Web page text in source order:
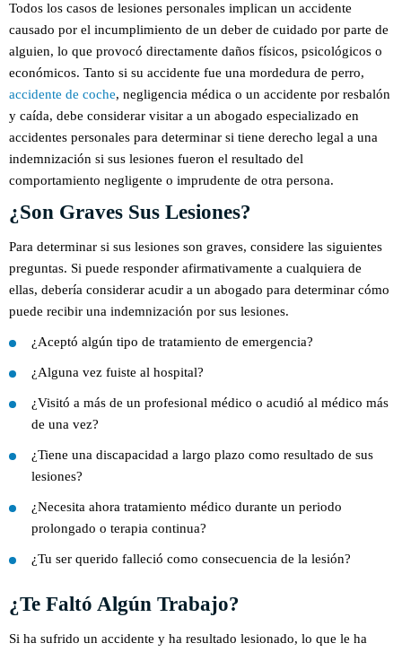
Todos los casos de lesiones personales implican un accidente
causado por el incumplimiento de un deber de cuidado por parte de
alguien, lo que provocó directamente daños físicos, psicológicos o
económicos. Tanto si su accidente fue una mordedura de perro,
accidente de coche, negligencia médica o un accidente por resbalón
y caída, debe considerar visitar a un abogado especializado en
accidentes personales para determinar si tiene derecho legal a una
indemnización si sus lesiones fueron el resultado del
comportamiento negligente o imprudente de otra persona.
¿Son Graves Sus Lesiones?
Para determinar si sus lesiones son graves, considere las siguientes
preguntas. Si puede responder afirmativamente a cualquiera de
ellas, debería considerar acudir a un abogado para determinar cómo
puede recibir una indemnización por sus lesiones.
¿Aceptó algún tipo de tratamiento de emergencia?
¿Alguna vez fuiste al hospital?
¿Visitó a más de un profesional médico o acudió al médico más
de una vez?
¿Tiene una discapacidad a largo plazo como resultado de sus
lesiones?
¿Necesita ahora tratamiento médico durante un periodo
prolongado o terapia continua?
¿Tu ser querido falleció como consecuencia de la lesión?
¿Te Faltó Algún Trabajo?
Si ha sufrido un accidente y ha resultado lesionado, lo que le ha